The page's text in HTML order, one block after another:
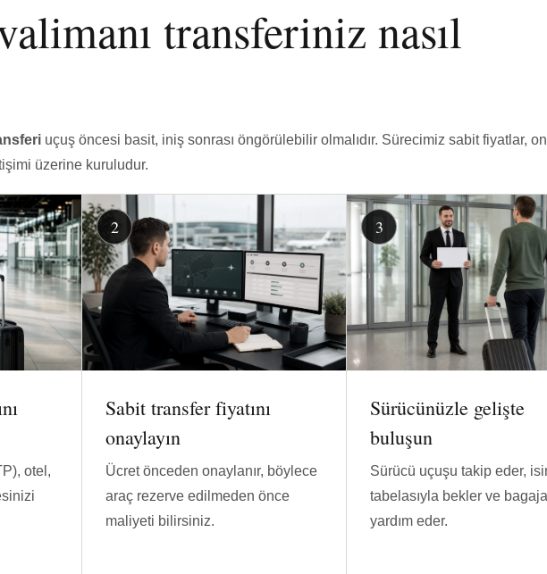
transferiniz nasıl
uçuş öncesi basit, iniş sonrası öngörülebilir olmalıdır. Sürecimiz sabit fiyatlar,
üzerine kuruludur.
otel,
Sabit transfer fiyatını
onaylayın
Ücret önceden onaylanır, böylece
araç rezerve edilmeden önce
maliyeti bilirsiniz.
Sürücünüzle gelişte
buluşun
Sürücü uçuşu takip eder,
tabelasıyla bekler ve bagaja
yardım eder.